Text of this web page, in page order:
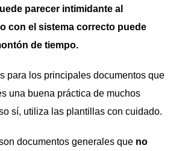
parecer intimidante al
con el sistema correcto puede
de tiempo.
para los principales documentos que
una buena práctica de muchos
sí, utiliza las plantillas con cuidado.
documentos generales queno